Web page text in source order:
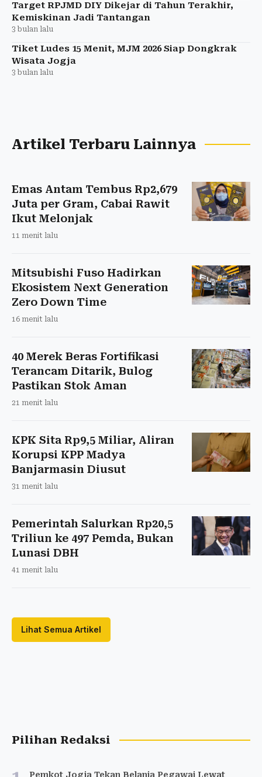
Target RPJMD DIY Dikejar di Tahun Terakhir,
Kemiskinan Jadi Tantangan
3 bulan lalu
Tiket Ludes 15 Menit, MJM 2026 Siap Dongkrak
Wisata Jogja
3 bulan lalu
Artikel Terbaru Lainnya
Emas Antam Tembus Rp2,679
Juta per Gram, Cabai Rawit
Ikut Melonjak
11 menit lalu
Mitsubishi Fuso Hadirkan
Ekosistem Next Generation
Zero Down Time
16 menit lalu
40 Merek Beras Fortifikasi
Terancam Ditarik, Bulog
Pastikan Stok Aman
21 menit lalu
KPK Sita Rp9,5 Miliar, Aliran
Korupsi KPP Madya
Banjarmasin Diusut
31 menit lalu
Pemerintah Salurkan Rp20,5
Triliun ke 497 Pemda, Bukan
Lunasi DBH
41 menit lalu
Lihat Semua Artikel
Pilihan Redaksi
Pemkot Jogja Tekan Belanja Pegawai Lewat